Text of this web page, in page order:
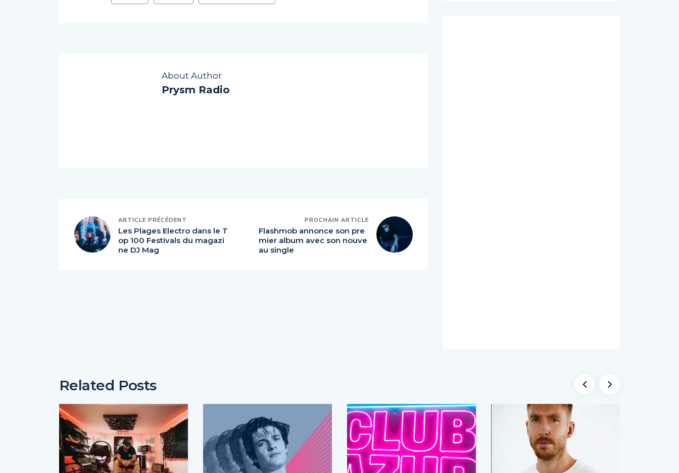
About Author
Prysm Radio
ARTICLE PRÉCÉDENT
Les Plages Electro dans le T
op 100 Festivals du magazi
ne DJ Mag
PROCHAIN ARTICLE
Flashmob annonce son pre
mier album avec son nouve
au single
Related Posts